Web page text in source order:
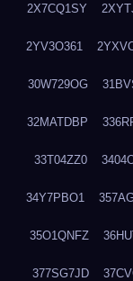
2X7CQ1SY
2YV3O361
30W729OG
32MATDBP
33T04ZZ0
34Y7PBO1
35O1QNFZ
377SG7JD